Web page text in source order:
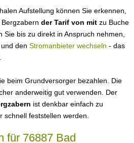
Aufstellung können Sie erkennen,
der Tarif von mit zu Buche
bis zu direkt in Anspruch nehmen,
den Stromanbieter wechseln - das
beim Grundversorger bezahlen. Die
anderweitig gut verwenden. Der
ist denkbar einfach zu
schnell feststellen werden.
für 76887 Bad